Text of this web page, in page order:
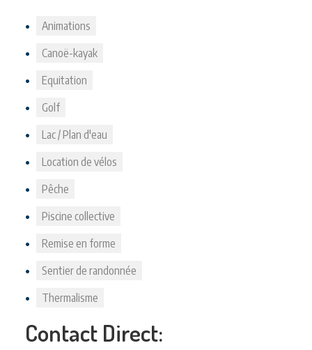
Animations
Canoë-kayak
Equitation
Golf
Lac / Plan d'eau
Location de vélos
Pêche
Piscine collective
Remise en forme
Sentier de randonnée
Thermalisme
Contact Direct: